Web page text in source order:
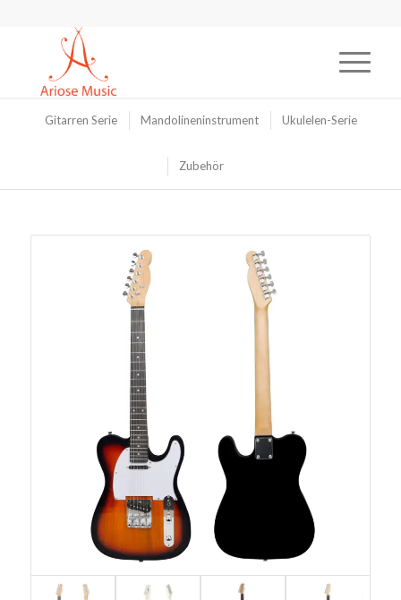
Gitarren Serie Mandolineninstrument Ukulelen-Serie
Zubehör